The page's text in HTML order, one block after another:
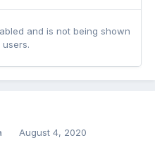
and is not being shown
August 4, 2020